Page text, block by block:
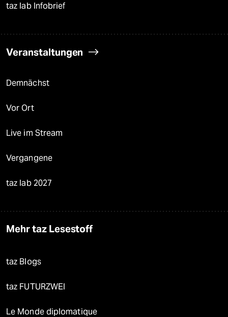
taz lab Infobrief
Veranstaltungen
Demnächst
Vor Ort
Live im Stream
Vergangene
taz lab 2027
Mehr taz Lesestoff
taz Blogs
taz FUTURZWEI
Le Monde diplomatique